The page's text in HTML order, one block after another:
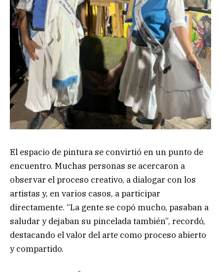
El espacio de pintura se convirtió en un punto de
encuentro. Muchas personas se acercaron a
observar el proceso creativo, a dialogar con los
artistas y, en varios casos, a participar
directamente. “La gente se copó mucho, pasaban a
saludar y dejaban su pincelada también”, recordó,
destacando el valor del arte como proceso abierto
y compartido.